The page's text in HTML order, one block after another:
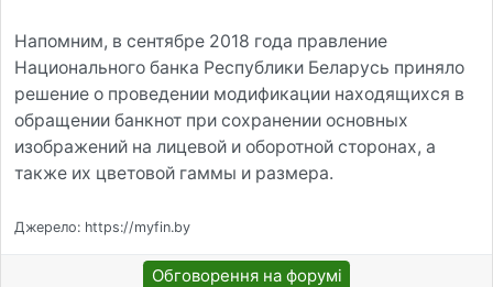
Напомним, в сентябре 2018 года правление
Национального банка Республики Беларусь приняло
решение о проведении модификации находящихся в
обращении банкнот при сохранении основных
изображений на лицевой и оборотной сторонах, а
также их цветовой гаммы и размера.
Джерело: https://myfin.by
Обговорення на форумі